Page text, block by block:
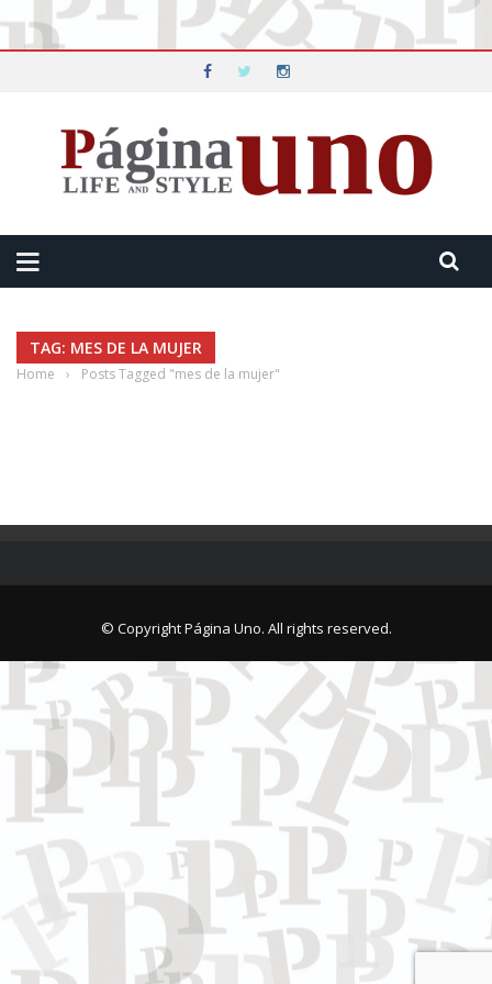
TAG: MES DE LA MUJER
Home › Posts Tagged "mes de la mujer"
© Copyright Página Uno. All rights reserved.